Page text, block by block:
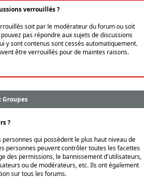
verrouillés ?
soit par le modérateur du forum ou soit
pas répondre aux sujets de discussions
y sont contenus sont cessés automatiquement.
être verrouillés pour de maintes raisons.
?
qui possèdent le plus haut niveau de
personnes peuvent contrôler toutes les facettes
des permissions, le bannissement d'utilisateurs,
ou de modérateurs, etc. Ils ont également
sur tous les forums.